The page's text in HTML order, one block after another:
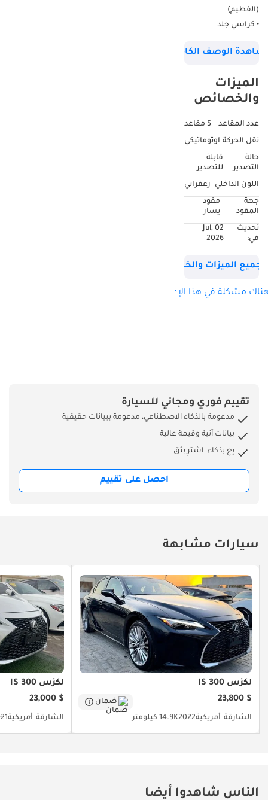
(الفطيم)
• كراسي جلد
• فتحة سقف
إمكانية التمويل على
البنك والمساعدة
الوصف الكامل
الميزات
والخصائص
عدد المقاعد
5 مقاعد
نقل الحركة اوتوماتيكي
حالة
التصدير
قابلة
للتصدير
اللون الداخلي
زعفراني
جهة
المقود
مقود
يسار
تحديث
في:
02 Jul,
2026
جميع الميزات والخصائص
مشكلة في هذا الإعلان؟
تقييم فوري ومجاني للسيارة
مدعومة بالذكاء الاصطناعي، مدعومة ببيانات حقيقية
بيانات آنية وقيمة عالية
بِع بذكاء. اشترِ بثق
احصل على تقييم
سيارات مشابهة
لكزس IS 300
$ 23,800
ضمان
الشارقة أمريكية202214.9K كيلومتر
لكزس IS 300
$ 23,000
الشارقة أمريكية
الناس شاهدوا أيضا